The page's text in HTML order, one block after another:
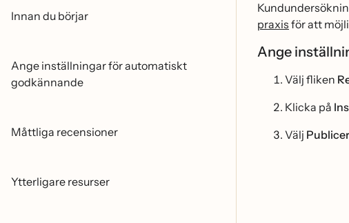
Innan du börjar
Ange inställningar för automatiskt
godkännande
Måttliga recensioner
Ytterligare resurser
praxis för att
Ange
Välj fliken
Klicka på
Välj